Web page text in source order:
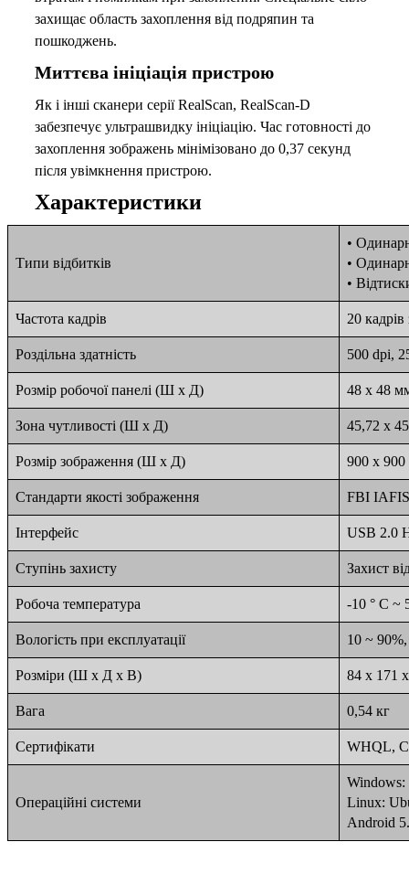
захищає область захоплення від подряпин та
пошкоджень.
Миттєва ініціація пристрою
Як і інші сканери серії RealScan, RealScan-D
забезпечує ультрашвидку ініціацію. Час готовності до
захоплення зображень мінімізовано до 0,37 секунд
після увімкнення пристрою.
Характеристики
Типи відбитків
•
•
•
Частота кадрів 20
Роздільна здатність 500 dpi,
Розмір робочої панелі (Ш x Д) 48 x 48
Зона чутливості (Ш x Д) 45,72 x
Розмір зображення (Ш x Д) 900 x 900
Стандарти якості зображення FBI
Інтерфейс USB 2.0
Ступінь захисту Захист
Робоча температура -10 ° C ~
Вологість при експлуатації 10 ~ 90%,
Розміри (Ш x Д x В) 84 x 171
Вага 0,54 кг
Сертифікати WHQL,
Операційні системи
Windows:
Linux:
Android